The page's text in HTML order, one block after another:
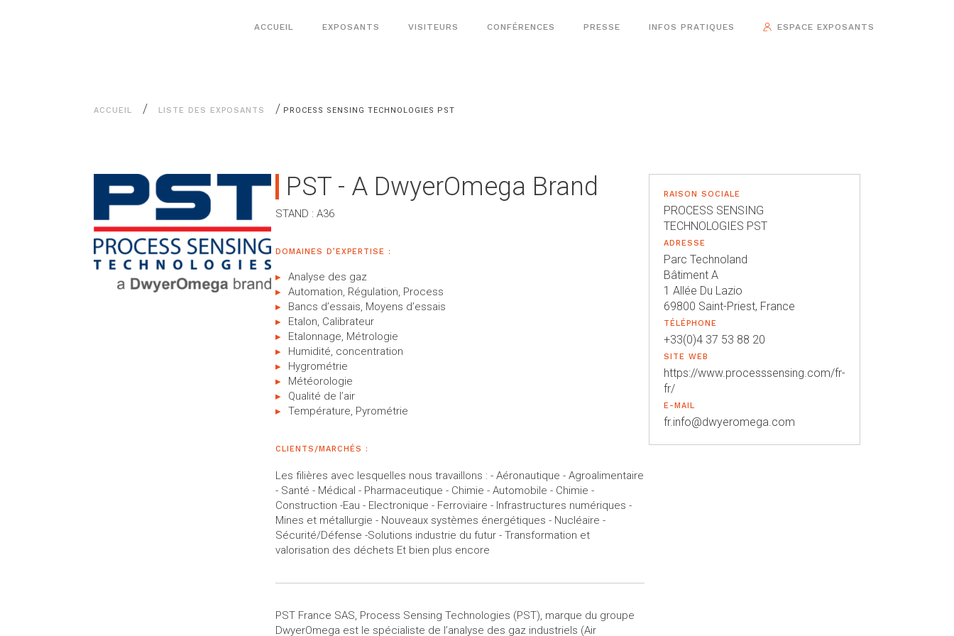
ACCUEIL EXPOSANTS VISITEURS CONFÉRENCES PRESSE INFOS PRATIQUES ESPACE EXPOSANTS
ACCUEIL / LISTE DES EXPOSANTS / PROCESS SENSING TECHNOLOGIES PST
PST - A DwyerOmega Brand
STAND : A36
DOMAINES D’EXPERTISE :
Analyse des gaz
Automation, Régulation, Process
Bancs d’essais, Moyens d’essais
Etalon, Calibrateur
Etalonnage, Métrologie
Humidité, concentration
Hygrométrie
Météorologie
Qualité de l’air
Température, Pyrométrie
CLIENTS/MARCHÉS :
Les filières avec lesquelles nous travaillons : - Aéronautique - Agroalimentaire
- Santé - Médical - Pharmaceutique - Chimie - Automobile - Chimie -
Construction -Eau - Electronique - Ferroviaire - Infrastructures numériques -
Mines et métallurgie - Nouveaux systèmes énergétiques - Nucléaire -
Sécurité/Défense -Solutions industrie du futur - Transformation et
valorisation des déchets Et bien plus encore
PST France SAS, Process Sensing Technologies (PST), marque du groupe
DwyerOmega est le spécialiste de l’analyse des gaz industriels (Air
RAISON SOCIALE
PROCESS SENSING
TECHNOLOGIES PST
ADRESSE
Parc Technoland
Bâtiment A
1 Allée Du Lazio
69800 Saint-Priest, France
TÉLÉPHONE
+33(0)4 37 53 88 20
SITE WEB
https://www.processsensing.com/fr-
fr/
E-MAIL
fr.info@dwyeromega.com